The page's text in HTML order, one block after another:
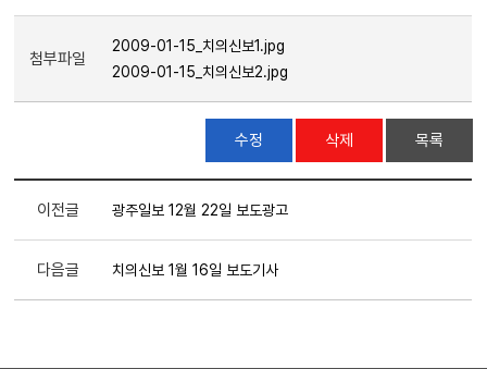
첨부파일
2009-01-15_치의신보1.jpg
2009-01-15_치의신보2.jpg
수정 삭제 목록
이전글 광주일보 12월 22일 보도광고
다음글 치의신보 1월 16일 보도기사